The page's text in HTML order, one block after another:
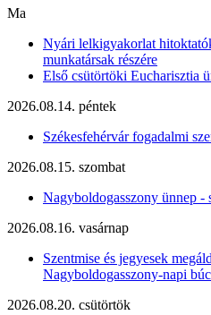
Ma
Nyári lelkigyakorlat
munkatársak részére
Első csütörtöki Eucharisztia
2026.08.14. péntek
Székesfehérvár fogadalmi
2026.08.15. szombat
Nagyboldogasszony ünnep -
2026.08.16. vasárnap
Szentmise és jegyesek
Nagyboldogasszony-napi
2026.08.20. csütörtök